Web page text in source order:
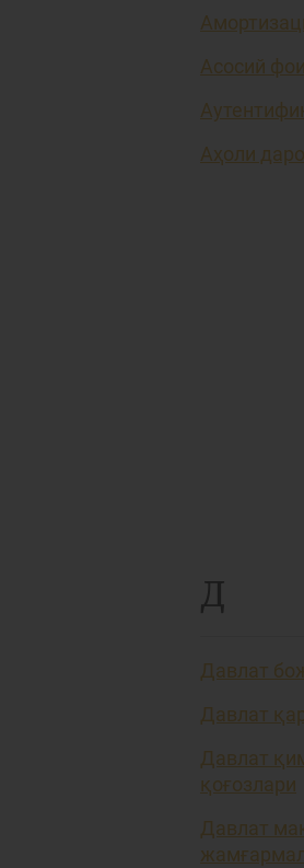
Асосий
Аҳоли
Д
Давлат
Давлат
Давлат
қоғозлари
Давлат